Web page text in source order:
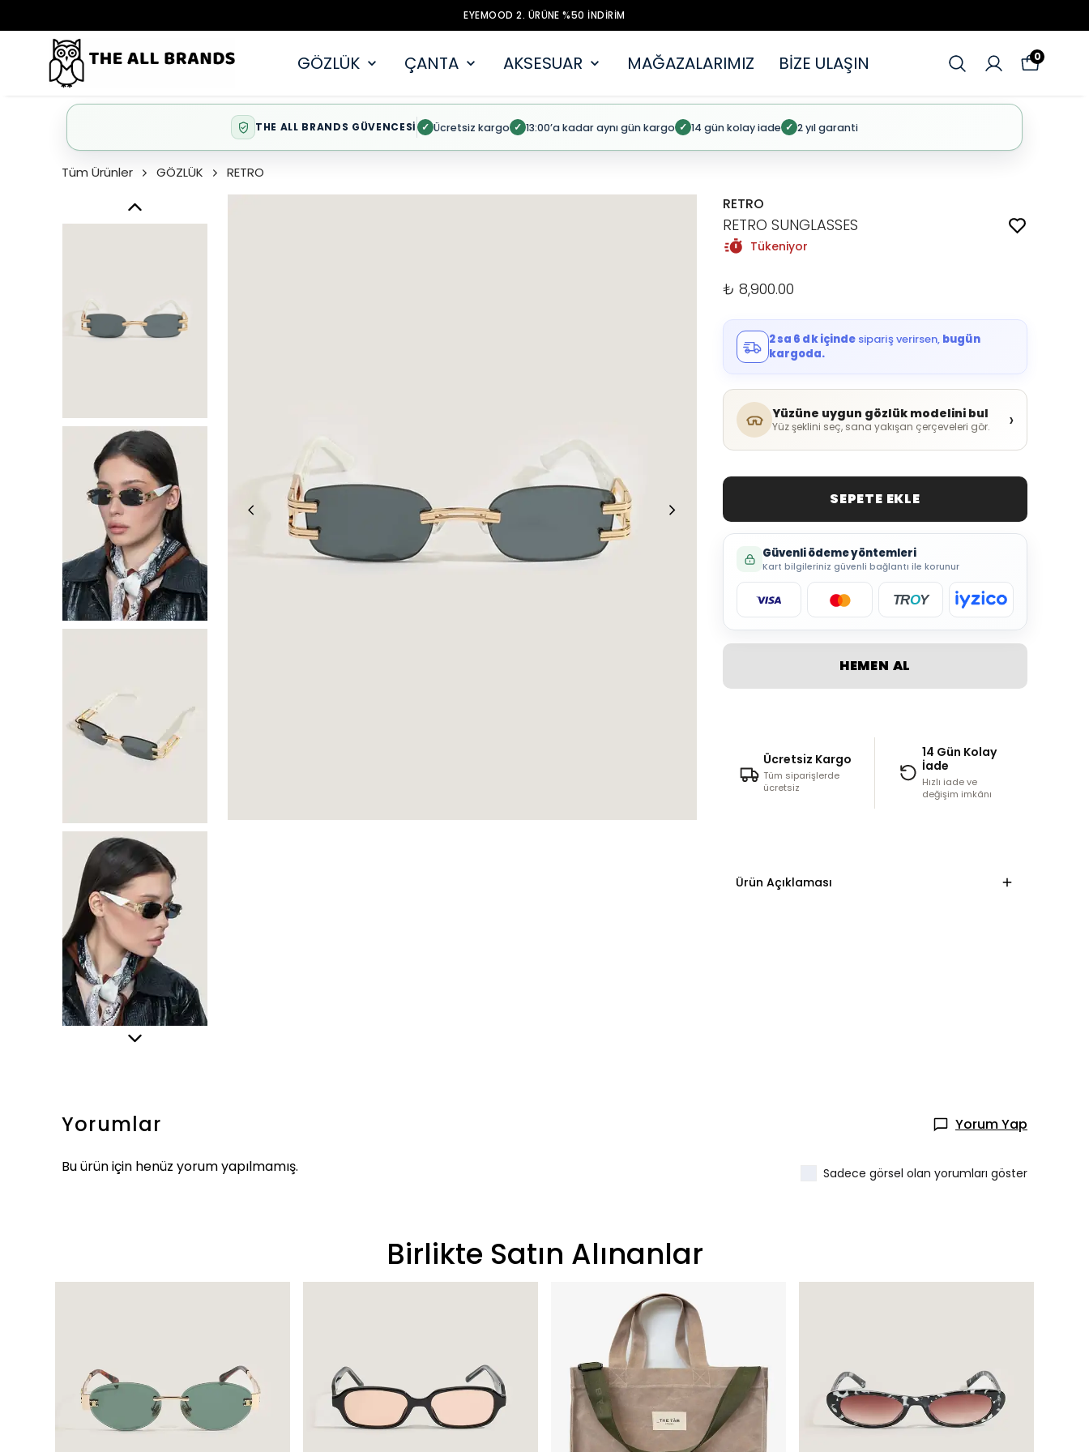
EYEMOOD 2. ÜRÜNE %50 İNDİRİM
GÖZLÜK ÇANTA AKSESUAR MAĞAZALARIMIZ BİZE ULAŞIN 0
THE ALL BRANDS GÜVENCESİ ✓ Ücretsiz kargo ✓ 13:00’a kadar aynı gün kargo ✓ 14 gün kolay iade ✓ 2 yıl garanti
Tüm Ürünler GÖZLÜK RETRO
RETRO
RETRO SUNGLASSES
Tükeniyor
₺ 8,900.00
2 sa 6 dk içinde sipariş verirsen, bugün
kargoda.
Yüzüne uygun gözlük modelini bul
Yüz şeklini seç, sana yakışan çerçeveleri gör. ›
SEPETE EKLE
Güvenli ödeme yöntemleri
Kart bilgileriniz güvenli bağlantı ile korunur
TROY
HEMEN AL
Ücretsiz Kargo
Tüm siparişlerde
ücretsiz
14 Gün Kolay
İade
Hızlı iade ve
değişim imkânı
Ürün Açıklaması
Yorumlar Yorum Yap
Bu ürün için henüz yorum yapılmamış. Sadece görsel olan yorumları göster
Birlikte Satın Alınanlar